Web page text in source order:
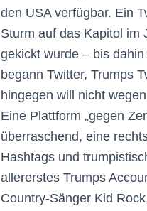
den USA verfügbar. Ein
Sturm auf das Kapitol im
gekickt wurde – bis
begann Twitter, Trumps
hingegen will nicht
Eine Plattform „gegen
überraschend, eine
Hashtags und
allererstes Trumps
Country-Sänger Kid